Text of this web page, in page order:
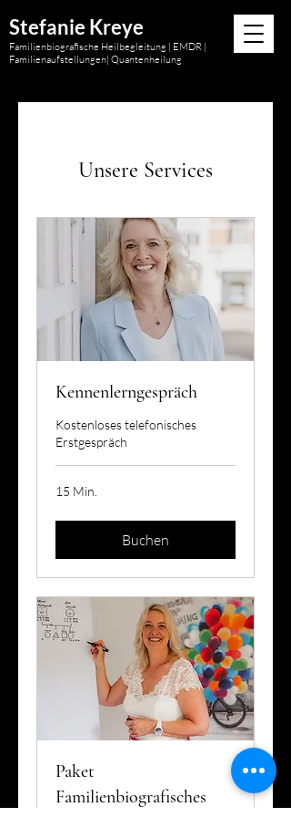
Stefanie Kreye
Familienbiografische Heilbegleitung | EMDR |
Familienaufstellungen| Quantenheilung
Unsere Services
Kennenlerngespräch
Kostenloses telefonisches
Erstgespräch
15 Min.
Buchen
Paket
Familienbiografisches